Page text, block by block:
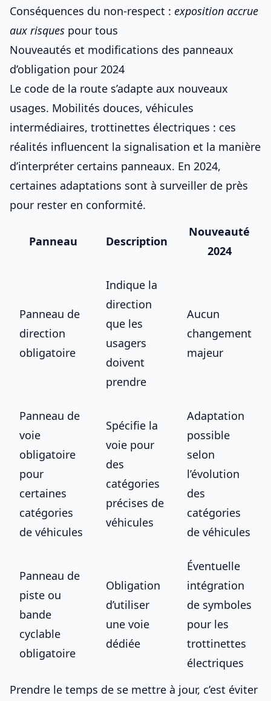
Conséquences du non-respect : exposition accrue
aux risques pour tous
Nouveautés et modifications des panneaux
d’obligation pour 2024
Le code de la route s’adapte aux nouveaux
usages. Mobilités douces, véhicules
intermédiaires, trottinettes électriques : ces
réalités influencent la signalisation et la manière
d’interpréter certains panneaux. En 2024,
certaines adaptations sont à surveiller de près
pour rester en conformité.
Panneau Description
Nouveauté
2024
Panneau de
direction
obligatoire
Indique la
direction
que les
usagers
doivent
prendre
Aucun
changement
majeur
Panneau de
voie
obligatoire
pour
certaines
catégories
de véhicules
Spécifie la
voie pour
des
catégories
précises de
véhicules
Adaptation
possible
selon
l’évolution
des
catégories
de véhicules
Panneau de
piste ou
bande
cyclable
obligatoire
Obligation
d’utiliser
une voie
dédiée
Éventuelle
intégration
de symboles
pour les
trottinettes
électriques
Prendre le temps de se mettre à jour, c’est éviter